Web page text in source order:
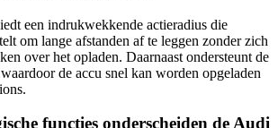
een indrukwekkende actieradius die
om lange afstanden af te leggen zonder zich
over het opladen. Daarnaast ondersteunt de
de accu snel kan worden opgeladen
functies onderscheiden de Audi